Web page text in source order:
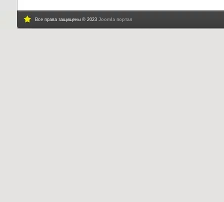
Все права защищены © 2023 Joomla портал